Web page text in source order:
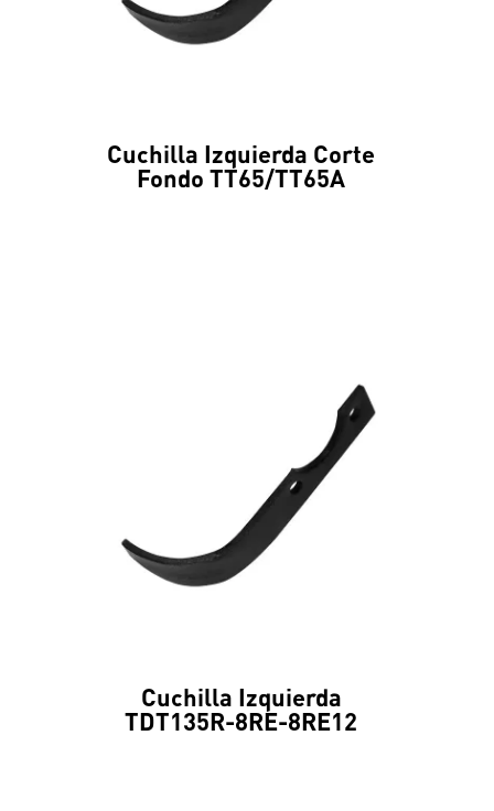
Cuchilla Izquierda Corte
Fondo TT65/TT65A
Cuchilla Izquierda
TDT135R-8RE-8RE12